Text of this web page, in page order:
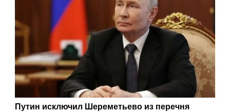
Путин исключил Шереметьево из перечня